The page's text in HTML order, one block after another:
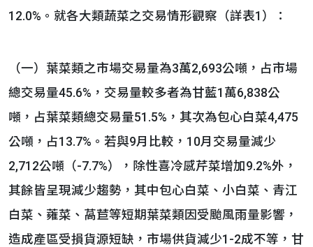
12.0%。就各大類蔬菜之交易情形觀察（詳表1）：
（一）葉菜類之市場交易量為3萬2,693公噸，占市場
總交易量45.6%，交易量較多者為甘藍1萬6,838公
噸，占葉菜類總交易量51.5%，其次為包心白菜4,475
公噸，占13.7%。若與9月比較，10月交易量減少
2,712公噸（-7.7%），除性喜冷感芹菜增加9.2%外，
其餘皆呈現減少趨勢，其中包心白菜、小白菜、青江
白菜、蕹菜、萵苣等短期葉菜類因受颱風雨量影響，
造成產區受損貨源短缺，市場供貨減少1-2成不等，甘